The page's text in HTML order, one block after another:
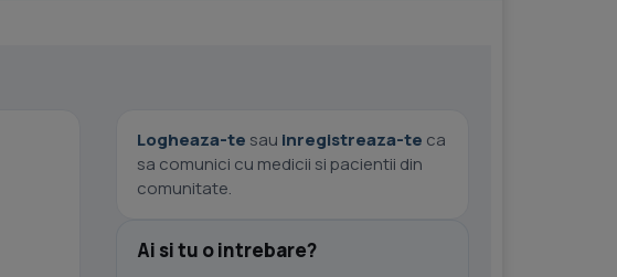
Logheaza-te sau inregistreaza-te ca
sa comunici cu medicii si pacientii din
comunitate.
Ai si tu o intrebare?